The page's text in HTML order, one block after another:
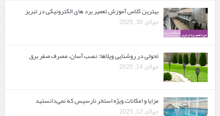
بهترین کلاس آموزش تعمیر برد های الکترونیکی در تبریز
جولای 30, 2025
تحولی در روشنایی ویلاها: نصب آسان، مصرف صفر برق
جولای 14, 2025
مزایا و امکانات ویژه استخر نارسیس که نمی‌دانستید
جولای 12, 2025